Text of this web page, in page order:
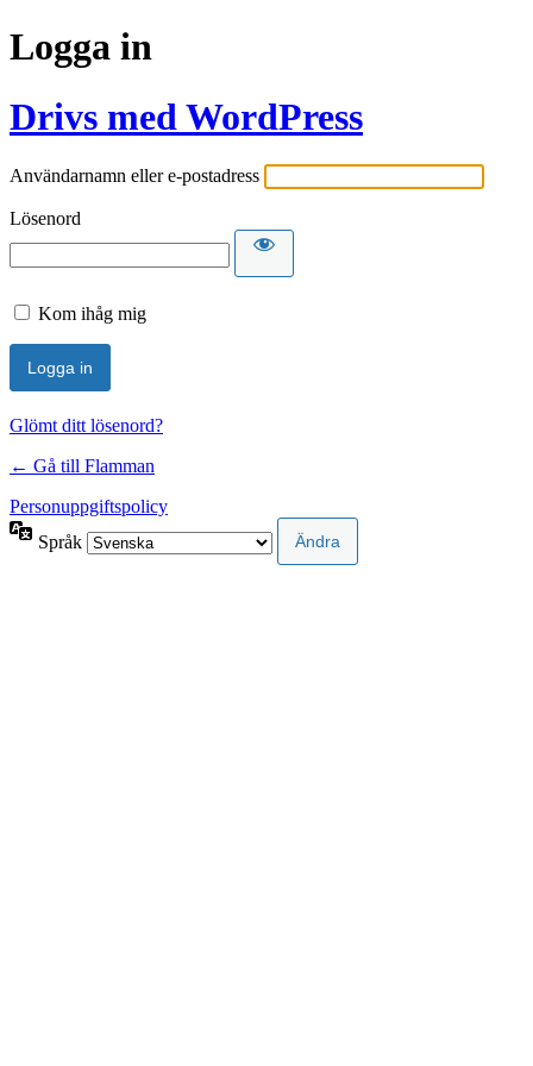
Logga in
Drivs med WordPress
Användarnamn eller e-postadress
Lösenord
Kom ihåg mig
Glömt ditt lösenord?
← Gå till Flamman
Personuppgiftspolicy
Språk